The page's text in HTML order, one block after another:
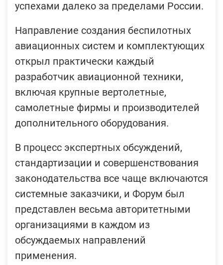
успехами далеко за пределами России.
Направление создания беспилотных
авиационных систем и комплектующих
открыл практически каждый
разработчик авиационной техники,
включая крупные вертолетные,
самолетные фирмы и производителей
дополнительного оборудования.
В процесс экспертных обсуждений,
стандартизации и совершенствования
законодательства все чаще включаются
системные заказчики, и Форум был
представлен весьма авторитетными
организациями в каждом из
обсуждаемых направлений
применения.